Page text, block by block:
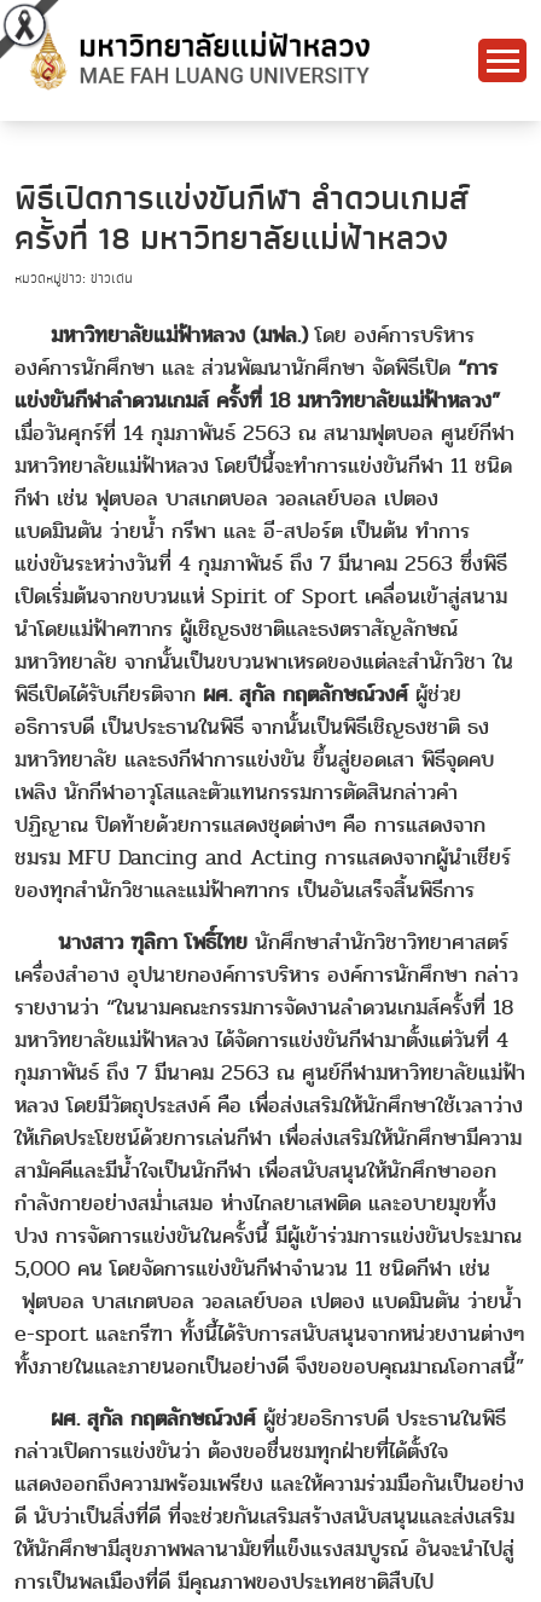
พิธีเปิดการแข่งขันกีฬา ลำดวนเกมส์
ครั้งที่ 18 มหาวิทยาลัยแม่ฟ้าหลวง
หมวดหมู่ข่าว: ข่าวเด่น
มหาวิทยาลัยแม่ฟ้าหลวง (มฟล.)โดย องค์การบริหาร
องค์การนักศึกษา และ ส่วนพัฒนานักศึกษา จัดพิธีเปิด “การ
แข่งขันกีฬาลำดวนเกมส์ ครั้งที่ 18 มหาวิทยาลัยแม่ฟ้าหลวง”
เมื่อวันศุกร์ที่ 14 กุมภาพันธ์ 2563 ณ สนามฟุตบอล ศูนย์กีฬา
มหาวิทยาลัยแม่ฟ้าหลวง โดยปีนี้จะทำการแข่งขันกีฬา 11 ชนิด
กีฬา เช่น ฟุตบอล บาสเกตบอล วอลเลย์บอล เปตอง
แบดมินตัน ว่ายน้ำ กรีพา และ อี-สปอร์ต เป็นต้น ทำการ
แข่งขันระหว่างวันที่ 4 กุมภาพันธ์ ถึง 7 มีนาคม 2563 ซึ่งพิธี
เปิดเริ่มต้นจากขบวนแห่ Spirit of Sport เคลื่อนเข้าสู่สนาม
นำโดยแม่ฟ้าคฑากร ผู้เชิญธงชาติและธงตราสัญลักษณ์
มหาวิทยาลัย จากนั้นเป็นขบวนพาเหรดของแต่ละสำนักวิชา ใน
พิธีเปิดได้รับเกียรติจาก ผศ. สุกัล กฤตลักษณ์วงศ์ผู้ช่วย
อธิการบดี เป็นประธานในพิธี จากนั้นเป็นพิธีเชิญธงชาติ ธง
มหาวิทยาลัย และธงกีฬาการแข่งขัน ขึ้นสู่ยอดเสา พิธีจุดคบ
เพลิง นักกีฬาอาวุโสและตัวแทนกรรมการตัดสินกล่าวคำ
ปฏิญาณ ปิดท้ายด้วยการแสดงชุดต่างๆ คือ การแสดงจาก
ชมรม MFU Dancing and Acting การแสดงจากผู้นำเชียร์
ของทุกสำนักวิชาและแม่ฟ้าคฑากร เป็นอันเสร็จสิ้นพิธีการ
นางสาว ฑุลิกา โพธิ์ไทย นักศึกษาสำนักวิชาวิทยาศาสตร์
เครื่องสำอาง อุปนายกองค์การบริหาร องค์การนักศึกษา กล่าว
รายงานว่า “ในนามคณะกรรมการจัดงานลำดวนเกมส์ครั้งที่ 18
มหาวิทยาลัยแม่ฟ้าหลวง ได้จัดการแข่งขันกีฬามาตั้งแต่วันที่ 4
กุมภาพันธ์ ถึง 7 มีนาคม 2563 ณ ศูนย์กีฬามหาวิทยาลัยแม่ฟ้า
หลวง โดยมีวัตถุประสงค์ คือ เพื่อส่งเสริมให้นักศึกษาใช้เวลาว่าง
ให้เกิดประโยชน์ด้วยการเล่นกีฬา เพื่อส่งเสริมให้นักศึกษามีความ
สามัคคีและมีน้ำใจเป็นนักกีฬา เพื่อสนับสนุนให้นักศึกษาออก
กำลังกายอย่างสม่ำเสมอ ห่างไกลยาเสพติด และอบายมุขทั้ง
ปวง การจัดการแข่งขันในครั้งนี้ มีผู้เข้าร่วมการแข่งขันประมาณ
5,000 คน โดยจัดการแข่งขันกีฬาจำนวน 11 ชนิดกีฬา เช่น
ฟุตบอล บาสเกตบอล วอลเลย์บอล เปตอง แบดมินตัน ว่ายน้ำ
e-sport และกรีฑา ทั้งนี้ได้รับการสนับสนุนจากหน่วยงานต่างๆ
ทั้งภายในและภายนอกเป็นอย่างดี จึงขอขอบคุณมาณโอกาสนี้”
ผศ. สุกัล กฤตลักษณ์วงศ์ผู้ช่วยอธิการบดี ประธานในพิธี
กล่าวเปิดการแข่งขันว่า ต้องขอชื่นชมทุกฝ่ายที่ได้ตั้งใจ
แสดงออกถึงความพร้อมเพรียง และให้ความร่วมมือกันเป็นอย่าง
ดี นับว่าเป็นสิ่งที่ดี ที่จะช่วยกันเสริมสร้างสนับสนุนและส่งเสริม
ให้นักศึกษามีสุขภาพพลานามัยที่แข็งแรงสมบูรณ์ อันจะนำไปสู่
การเป็นพลเมืองที่ดี มีคุณภาพของประเทศชาติสืบไป